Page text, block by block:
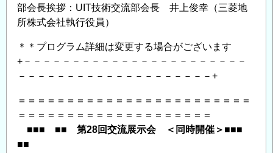
部会長挨拶：UIT技術交流部会長 井上俊幸（三菱地
所株式会社執行役員）
＊＊プログラム詳細は変更する場合がございます
+－－－－－－－－－－－－－－－－－－－－－－－
－－－－－－－－－－－－－－－－－－－－+
＝＝＝＝＝＝＝＝＝＝＝＝＝＝＝＝＝＝＝＝＝＝＝＝
＝＝＝＝＝＝＝＝＝＝＝＝＝＝＝＝＝＝＝＝
■■■ ■■ 第28回交流展示会 ＜同時開催＞■■■
■■